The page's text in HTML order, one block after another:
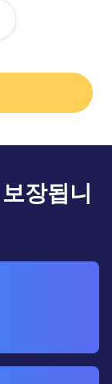
장됩니